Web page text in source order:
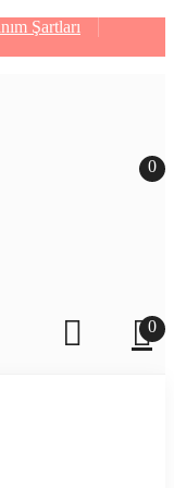
Şartları
0
0